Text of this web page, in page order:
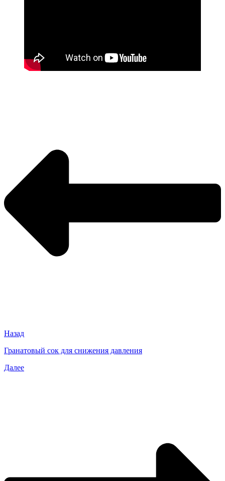
Назад
Гранатовый сок для снижения давления
Далее